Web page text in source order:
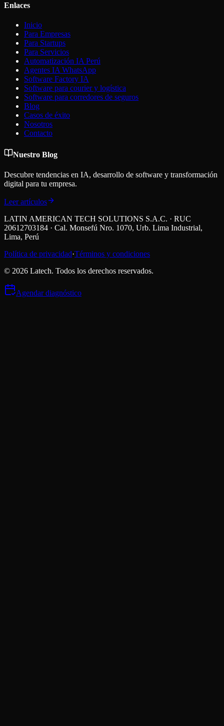
Enlaces
Inicio
Para Empresas
Para Startups
Para Servicios
Automatización IA Perú
Agentes IA WhatsApp
Software Factory IA
Software para courier y logística
Software para corredores de seguros
Blog
Casos de éxito
Nosotros
Contacto
Nuestro Blog
Descubre tendencias en IA, desarrollo de software y transformación
digital para tu empresa.
Leer artículos
LATIN AMERICAN TECH SOLUTIONS S.A.C. · RUC
20612703184 · Cal. Monsefú Nro. 1070, Urb. Lima Industrial,
Lima, Perú
Política de privacidad·Términos y condiciones
© 2026 Latech. Todos los derechos reservados.
Agendar diagnóstico